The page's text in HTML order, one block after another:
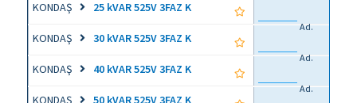
KONDAŞ 25 kVAR 525V 3FAZ K
KONDAŞ 30 kVAR 525V 3FAZ K
Ad.
KONDAŞ 40 kVAR 525V 3FAZ K
Ad.
KONDAŞ 50 kVAR 525V 3FAZ K
Ad.